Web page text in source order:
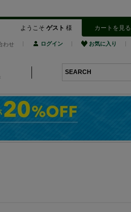
ようこそ ゲスト 様 カートを見る
わせ ログイン お気に入り